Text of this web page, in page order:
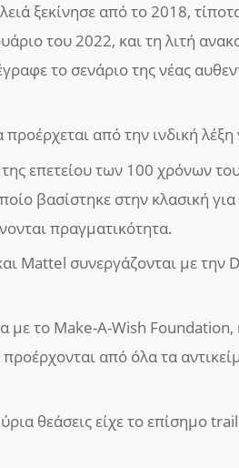
ξεκίνησε από το 2018,
του 2022, και τη λιτή
το σενάριο της νέας
από την ινδική λέξη
επετείου των 100 χρόνων
βασίστηκε στην κλασική
πραγματικότητα.
Mattel συνεργάζονται με την
με το Make-A-Wish
από όλα τα
θεάσεις είχε το επίσημο